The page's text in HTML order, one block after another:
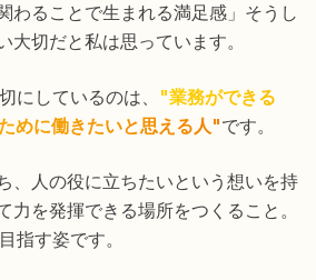
わることで生まれる満足感」そうし
大切だと私は思っています。
にしているのは、 "業務ができる
めに働きたいと思える人"です。
、人の役に立ちたいという想いを持
力を発揮できる場所をつくること。
指す姿です。